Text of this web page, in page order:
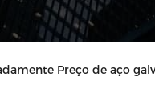
Preço de aço